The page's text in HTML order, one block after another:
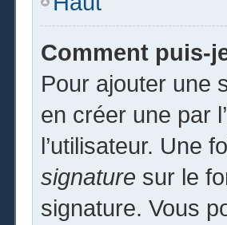
Comment puis-
Pour ajouter une
en créer une par
l’utilisateur. Une
signature sur le
signature. Vous